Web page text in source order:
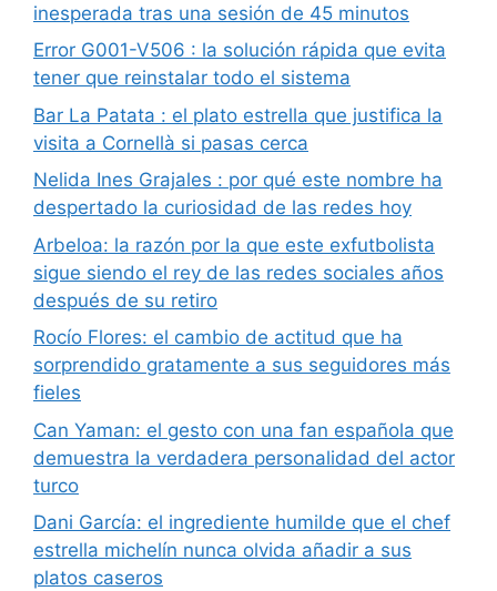
inesperada tras una sesión de 45 minutos
Error G001-V506 : la solución rápida que evita
tener que reinstalar todo el sistema
Bar La Patata : el plato estrella que justifica la
visita a Cornellà si pasas cerca
Nelida Ines Grajales : por qué este nombre ha
despertado la curiosidad de las redes hoy
Arbeloa: la razón por la que este exfutbolista
sigue siendo el rey de las redes sociales años
después de su retiro
Rocío Flores: el cambio de actitud que ha
sorprendido gratamente a sus seguidores más
fieles
Can Yaman: el gesto con una fan española que
demuestra la verdadera personalidad del actor
turco
Dani García: el ingrediente humilde que el chef
estrella michelín nunca olvida añadir a sus
platos caseros